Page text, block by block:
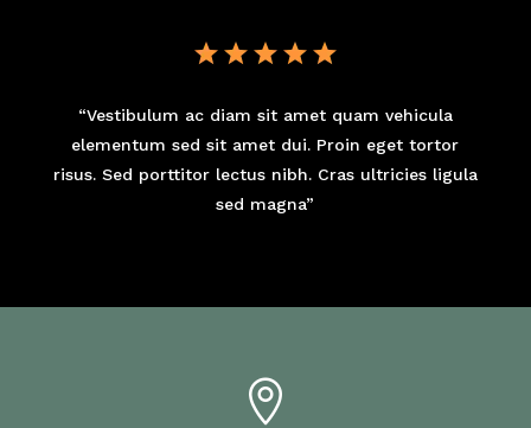
“Vestibulum ac diam sit amet quam vehicula
elementum sed sit amet dui. Proin eget tortor
risus. Sed porttitor lectus nibh. Cras ultricies ligula
sed magna”
